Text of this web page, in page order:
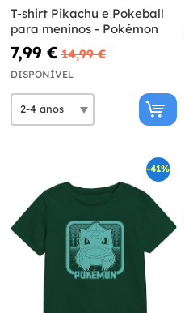
T-shirt Pikachu e Pokeball
para meninos - Pokémon
7,99 € 14,99 €
DISPONÍVEL
-41%